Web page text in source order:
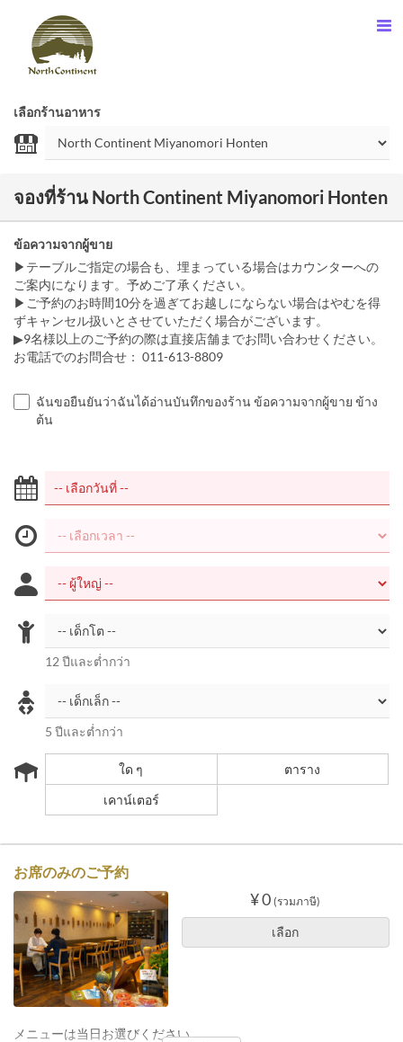
เลือกร้านอาหาร
จองที่ร้าน North Continent Miyanomori Honten
ข้อความจากผู้ขาย
▶テーブルご指定の場合も、埋まっている場合はカウンターへの
ご案内になります。予めご了承ください。
▶ご予約のお時間10分を過ぎてお越しにならない場合はやむを得
ずキャンセル扱いとさせていただく場合がございます。
▶9名様以上のご予約の際は直接店舗までお問い合わせください。
お電話でのお問合せ： 011-613-8809
ฉันขอยืนยันว่าฉันได้อ่านบันทึกของร้าน ข้อความจากผู้ขาย ข้าง
ต้น
12 ปีและต่ำกว่า
5 ปีและต่ำกว่า
ใด ๆ
ตาราง
เคาน์เตอร์
お席のみのご予約
¥ 0 (รวมภาษี)
เลือก
メニューは当日お選びください。